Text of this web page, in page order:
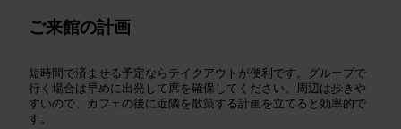
ご来館の計画
短時間で済ませる予定ならテイクアウトが便利です。グループで
行く場合は早めに出発して席を確保してください。周辺は歩きや
すいので、カフェの後に近隣を散策する計画を立てると効率的で
す。